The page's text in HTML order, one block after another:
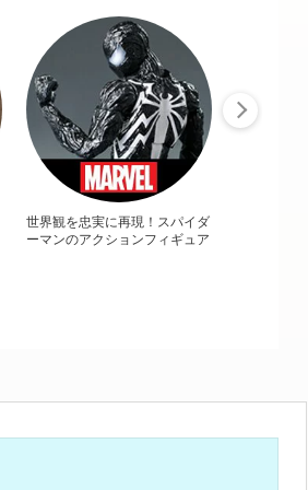
世界観を忠実に再現！スパイダ
ーマンのアクションフィギュア